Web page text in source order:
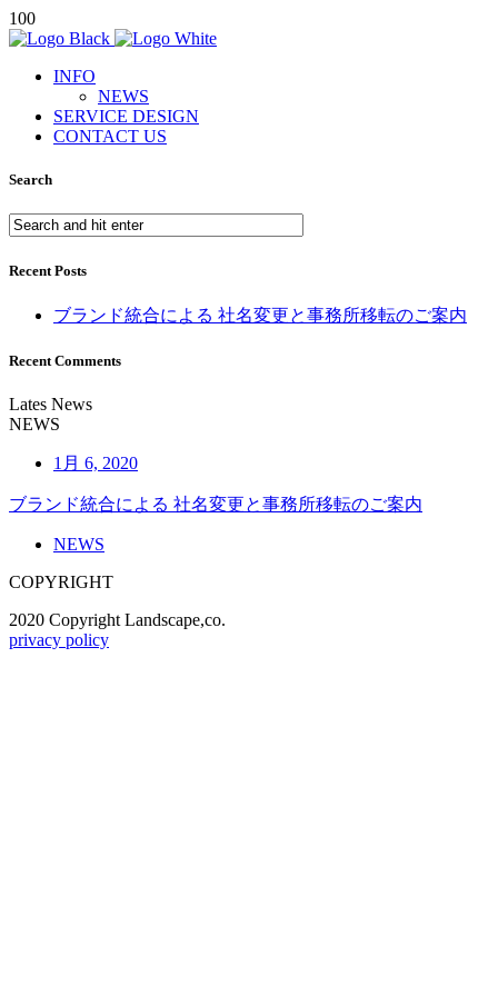
100
INFO
NEWS
SERVICE DESIGN
CONTACT US
Search
Recent Posts
ブランド統合による 社名変更と事務所移転のご案内
Recent Comments
Lates News
NEWS
1月 6, 2020
ブランド統合による 社名変更と事務所移転のご案内
NEWS
COPYRIGHT
2020 Copyright Landscape,co.
privacy policy